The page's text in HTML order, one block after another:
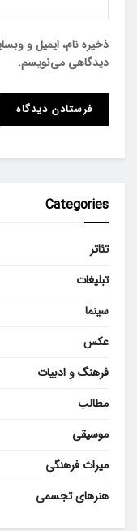
ذخیره نام، ایمیل و
دیدگاهی می‌نویسم.
Categories
تئاتر
تبلیغات
سینما
عکس
فرهنگ و ادبیات
مطالب
موسیقی
میراث فرهنگی
هنرهای تجسمی